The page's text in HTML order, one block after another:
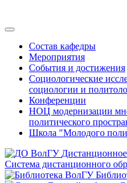
Состав кафедры
Мероприятия
События и достижения
Социологические
социологии и
Конференции
НОЦ модернизации
политического
Школа "Молодого
Система дистанционного